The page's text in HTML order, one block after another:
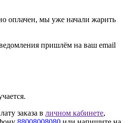
мы уже начали жарить
пришлём на ваш email
заказа в личном кабинете,